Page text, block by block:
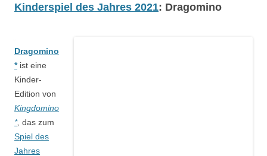
Kinderspiel des Jahres 2021: Dragomino
Dragomino
*ist eine
Kinder-
Edition von
Kingdomino
*, das zum
Spiel des
Jahres